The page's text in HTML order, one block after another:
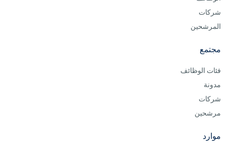
شركات
المرشحين
مجتمع
فئات الوظائف
مدونة
شركات
مرشحين
موارد